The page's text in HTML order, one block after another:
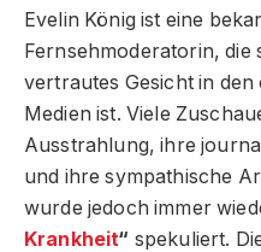
Evelin König ist eine
Fernsehmoderatorin, die
vertrautes Gesicht in
Medien ist. Viele
Ausstrahlung, ihre
und ihre sympathische
wurde jedoch immer
Krankheit“ spekuliert.